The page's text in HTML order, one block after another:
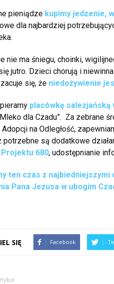
pieniądze kupimy jedzenie,
dla najbardziej
nie ma śniegu, choinki,
jutro. Dzieci chorują i
się, że niedożywienie
placówkę salezjańską
dla Czadu”. Za zebrane
Adopcji na Odległość,
potrzebne są dodatkowe
Projektu 680, udostępnianie
ten czas z najbiedniejszymi
Pana Jezusa w ubogim
SIĘ Facebook